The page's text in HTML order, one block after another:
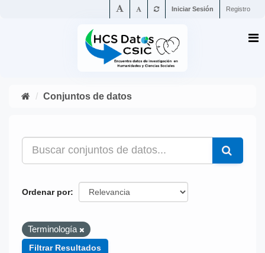
Iniciar Sesión Registro
Conjuntos de datos
Ordenar por
Terminología
Filtrar Resultados